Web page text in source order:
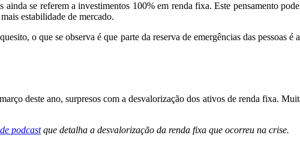
se referem a investimentos 100% em renda fixa. Este pensamento
estabilidade de mercado.
o que se observa é que parte da reserva de emergências das pessoas
deste ano, surpresos com a desvalorização dos ativos de renda fixa.
podcastque detalha a desvalorização da renda fixa que ocorreu na crise.